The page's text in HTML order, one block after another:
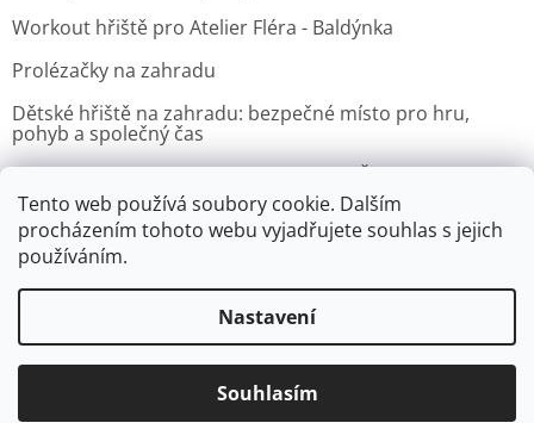
Tento web používá soubory cookie. Dalším
procházením tohoto webu vyjadřujete souhlas s jejich
používáním.
Nastavení
Souhlasím
Workout hřiště pro Atelier Fléra - Baldýnka
Prolézačky na zahradu
Dětské hřiště na zahradu: bezpečné místo pro hru,
pohyb a společný čas
republiky v Praze
ARCHIV
Vytvořil Shoptet
Zacvic.cz - Venkovní hrazdy, prolézačky